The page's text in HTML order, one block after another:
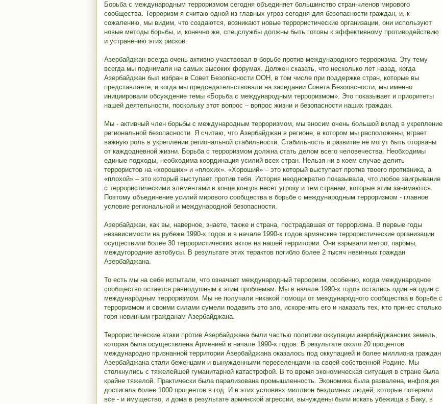
Борьба с международным терроризмом сегодня объединяет большинство стран-членов мирового
сообщества. Терроризм я считаю одной из главных угроз сегодня для безопасности граждан, и, к
сожалению, мы видим, что создаются, возникают новые террористические организации, они используют
новые методы борьбы, и, конечно же, спецслужбы должны быть готовы к эффективному противодействию
и устранению этих рисков.
Азербайджан всегда очень активно участвовал в борьбе против международного терроризма. Эту тему
всегда мы поднимали на самых высоких форумах. Должен сказать, что несколько лет назад, когда
Азербайджан был избран в Совет Безопасности ООН, в том числе при поддержке стран, которые вы
представляете, и когда мы председательствовали на заседании Совета Безопасности, мы именно
инициировали обсуждение темы «Борьба с международным терроризмом». Это показывает и приоритеты
нашей деятельности, поскольку этот вопрос – вопрос жизни и безопасности наших граждан.
Мы - активный член борьбы с международным терроризмом, мы вносим очень большой вклад в укрепление
региональной безопасности. Я считаю, что Азербайджан в регионе, в котором мы расположены, играет
важную роль в укреплении региональной стабильности. Стабильность и развитие не могут быть оторваны
от каждодневной жизни. Борьба с терроризмом должна стать делом всего человечества. Необходимы
единые подходы, необходима координация усилий всех стран. Нельзя ни в коем случае делить
террористов на «хороших» и «плохих». «Хороший» – это который выступает против твоего противника, а
«плохой» – это который выступает против тебя. История неоднократно показывала, что любое заигрывание
с террористическими элементами в конце концов несет угрозу и тем странам, которые этим занимаются.
Поэтому объединение усилий мирового сообщества в борьбе с международным терроризмом - главное
условие региональной и международной безопасности.
Азербайджан, как вы, наверное, знаете, также и страна, пострадавшая от терроризма. В первые годы
независимости на рубеже 1990-х годов и в начале 1990-х годов армянские террористические организации
осуществили более 30 террористических актов на нашей территории. Они взрывали метро, паромы,
междугородние автобусы. В результате этих терактов погибло более 2 тысяч невинных граждан
Азербайджана.
То есть мы на себе испытали, что означает международный терроризм, особенно, когда международное
сообщество остается равнодушным к этим проблемам. Мы в начале 1990-х годов остались один на один с
международным терроризмом. Мы не получали никакой помощи от международного сообщества в борьбе с
терроризмом и своими силами сумели подавить это зло, искоренить его и наказать тех, кто принес столько
горя невинным гражданам Азербайджана.
Террористические атаки против Азербайджана были частью политики оккупации азербайджанских земель,
которая была осуществлена Арменией в начале 1990-х годов. В результате около 20 процентов
международно признанной территории Азербайджана оказалось под оккупацией и более миллиона граждан
Азербайджана стали беженцами и вынужденными переселенцами на своей собственной Родине. Мы
столкнулись с тяжелейшей гуманитарной катастрофой. В то время экономическая ситуация в стране была
крайне тяжелой. Практически была парализована промышленность. Экономика была развалена, инфляция
достигала более 1000 процентов в год. И в этих условиях миллион бездомных людей, которые потеряли
все - и имущество, и дома в результате армянской агрессии, вынуждены были искать убежища в Баку, в